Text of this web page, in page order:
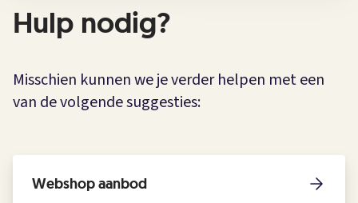
Hulp nodig?
Misschien kunnen we je verder helpen met een
van de volgende suggesties:
Webshop aanbod